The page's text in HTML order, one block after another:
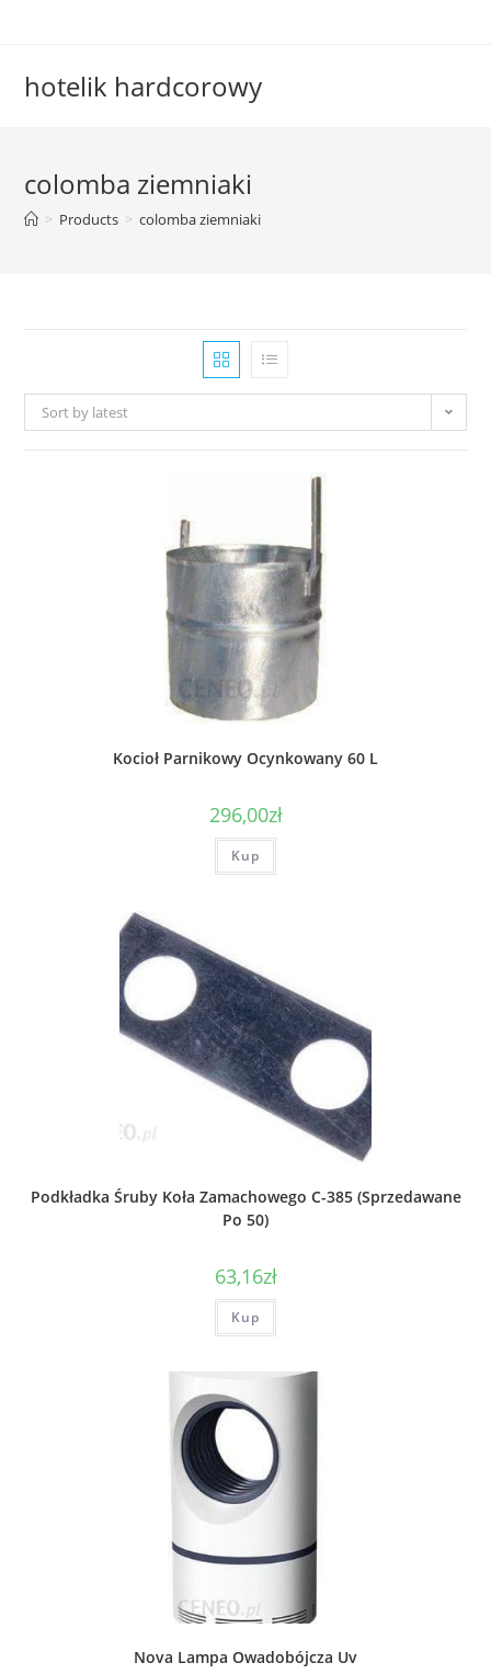
hotelik hardcorowy
colomba ziemniaki
> Products > colomba ziemniaki
Sort by latest
Kocioł Parnikowy Ocynkowany 60 L
296,00zł
Kup
Podkładka Śruby Koła Zamachowego C-385 (Sprzedawane
Po 50)
63,16zł
Kup
Nova Lampa Owadobójcza Uv